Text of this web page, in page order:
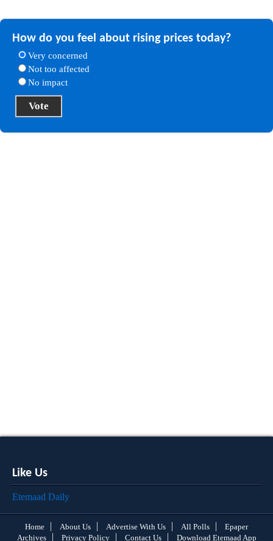
How do you feel about rising prices today?
Very concerned
Not too affected
No impact
Like Us
Etemaad Daily
Home About Us Advertise With Us All Polls
Epaper
Archives
Privacy Policy Contact Us Download Etemaad App